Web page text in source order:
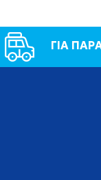
ΓΙΑ